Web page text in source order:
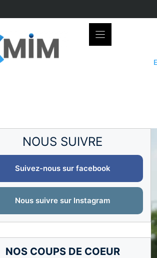
NOUS SUIVRE
Suivez-nous sur facebook
Nous suivre sur Instagram
NOS COUPS DE COEUR